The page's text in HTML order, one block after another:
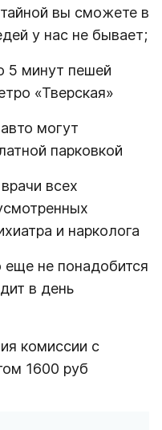
вы сможете в
у нас не бывает;
5 минут пешей
«Тверская»
могут
парковкой
всех
и нарколога
не понадобится
в день
комиссии с
1600 руб